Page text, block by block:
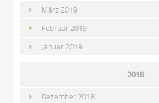
März 2019
Februar 2019
Januar 2019
2018
Dezember 2018